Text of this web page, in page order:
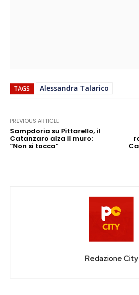
TAGS Alessandra Talarico
PREVIOUS ARTICLE
Sampdoria su Pittarello, il
Catanzaro alza il muro:
“Non si tocca”
Redazione City